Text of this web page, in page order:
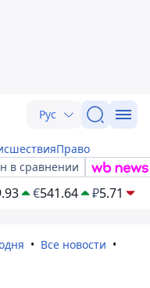
Рус
Право
в сравнении
€541.64 ₽5.71
Все новости